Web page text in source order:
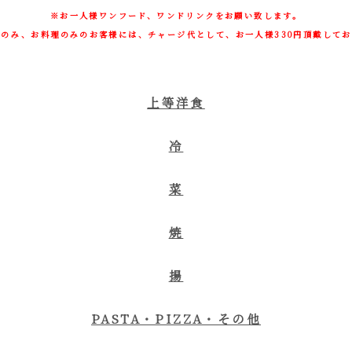
※お一人様ワンフード、ワンドリンクをお願い致します。
み、お料理のみのお客様には、チャージ代として、お一人様330円頂戴してお
上等洋食
冷
菜
焼
揚
PASTA・PIZZA・その他